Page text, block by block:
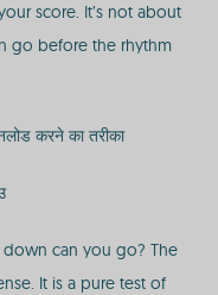
score. It’s not about
go before the rhythm
करने का तरीका
down can you go? The
It is a pure test of